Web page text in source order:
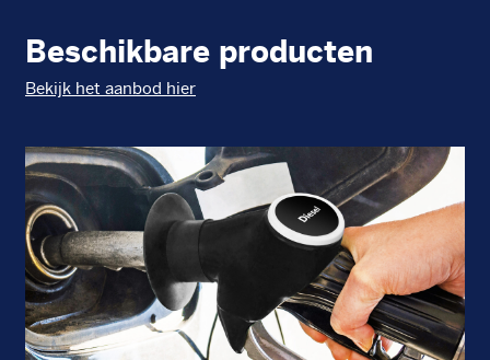
Beschikbare producten
Bekijk het aanbod hier